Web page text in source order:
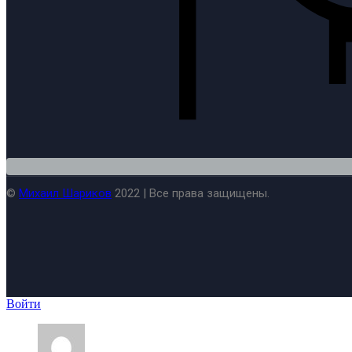
© Михаил Шариков 2022 | Все права защищены.
Войти